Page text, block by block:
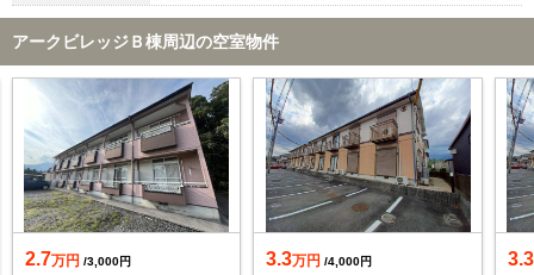
アークビレッジＢ棟周辺の空室物件
2.7万円 /3,000円
3.3万円 /4,000円
3.3